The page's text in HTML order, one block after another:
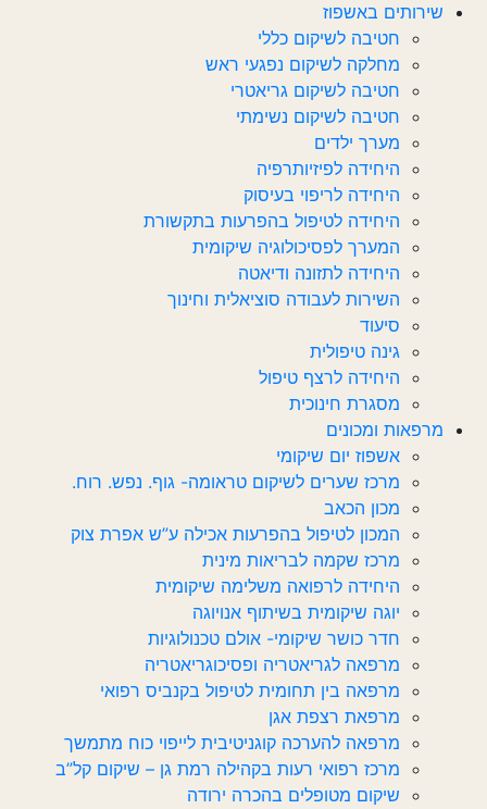
שירותים באשפוז
חטיבה לשיקום כללי
מחלקה לשיקום נפגעי ראש
חטיבה לשיקום גריאטרי
חטיבה לשיקום נשימתי
מערך ילדים
היחידה לפיזיותרפיה
היחידה לריפוי בעיסוק
היחידה לטיפול בהפרעות בתקשורת
המערך לפסיכולוגיה שיקומית
היחידה לתזונה ודיאטה
השירות לעבודה סוציאלית וחינוך
סיעוד
גינה טיפולית
היחידה לרצף טיפול
מסגרת חינוכית
מרפאות ומכונים
אשפוז יום שיקומי
מרכז שערים לשיקום טראומה- גוף. נפש. רוח.
מכון הכאב
המכון לטיפול בהפרעות אכילה ע”ש אפרת צוק
מרכז שקמה לבריאות מינית
היחידה לרפואה משלימה שיקומית
יוגה שיקומית בשיתוף אנויוגה
חדר כושר שיקומי- אולם טכנולוגיות
מרפאה לגריאטריה ופסיכוגריאטריה
מרפאה בין תחומית לטיפול בקנביס רפואי
מרפאת רצפת אגן
מרפאה להערכה קוגניטיבית לייפוי כוח מתמשך
מרכז רפואי רעות בקהילה רמת גן – שיקום קל”ב
שיקום מטופלים בהכרה ירודה